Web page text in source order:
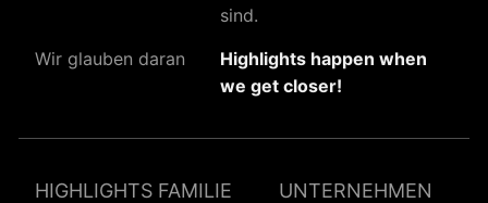
sind.
Wir glauben daran
Highlights happen when
we get closer!
HIGHLIGHTS FAMILIE UNTERNEHMEN